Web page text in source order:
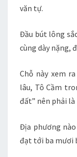
văn tự.
Đầu bút lông
cùng dày nặng,
Chỗ này xem
lâu, Tô Cầm
đất” nên phải là
Địa phương
đạt tới ba mươi